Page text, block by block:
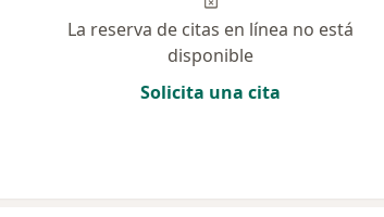
La reserva de citas en línea no está
disponible
Solicita una cita